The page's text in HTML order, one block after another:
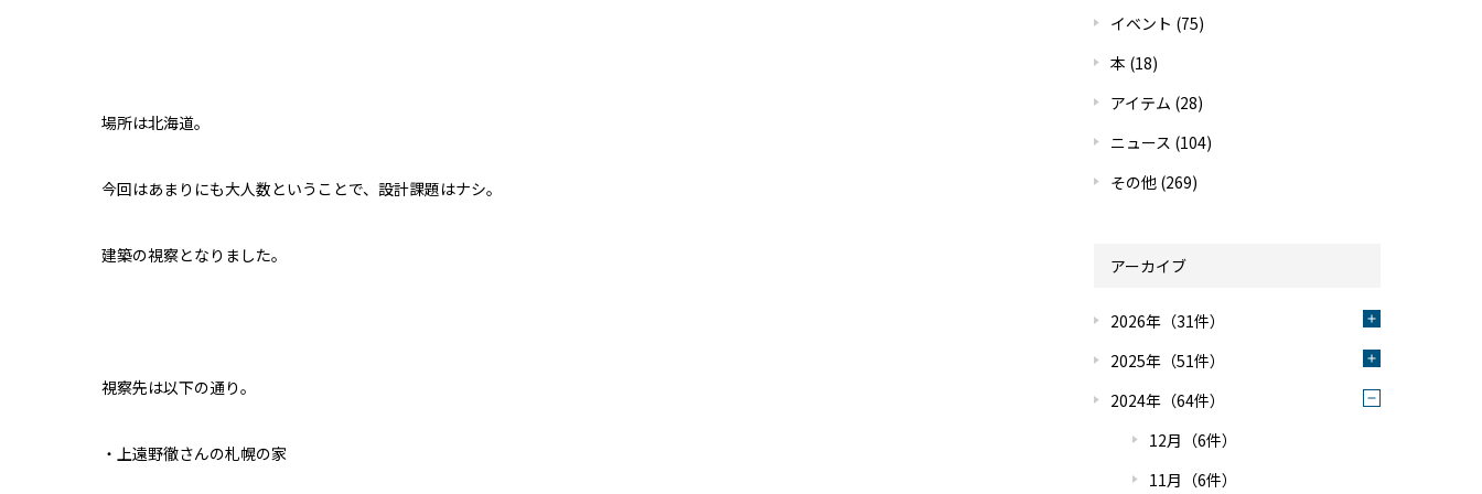
場所は北海道。
今回はあまりにも大人数ということで、設計課題はナシ。
建築の視察となりました。
視察先は以下の通り。
・上遠野徹さんの札幌の家
イベント (75)
本 (18)
アイテム (28)
ニュース (104)
その他 (269)
アーカイブ
2026年（31件）
2025年（51件）
2024年（64件）
12月（6件）
11月（6件）